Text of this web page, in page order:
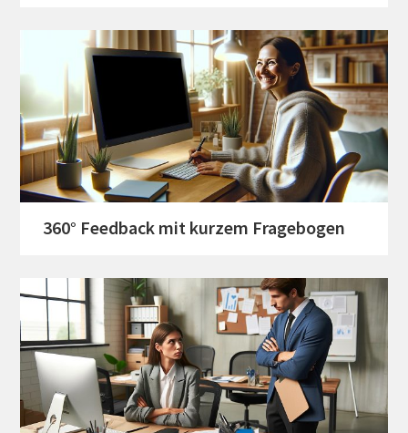
360° Feedback mit kurzem Fragebogen